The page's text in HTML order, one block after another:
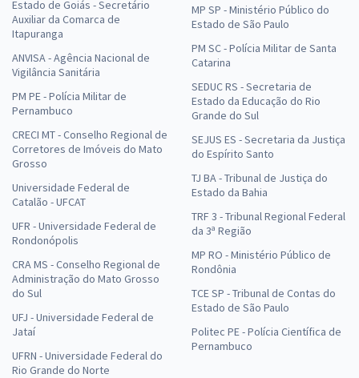
Estado de Goiás - Secretário
Auxiliar da Comarca de
Itapuranga
ANVISA - Agência Nacional de
Vigilância Sanitária
PM PE - Polícia Militar de
Pernambuco
CRECI MT - Conselho Regional de
Corretores de Imóveis do Mato
Grosso
Universidade Federal de
Catalão - UFCAT
UFR - Universidade Federal de
Rondonópolis
CRA MS - Conselho Regional de
Administração do Mato Grosso
do Sul
UFJ - Universidade Federal de
Jataí
UFRN - Universidade Federal do
Rio Grande do Norte
MP SP - Ministério Público do
Estado de São Paulo
PM SC - Polícia Militar de Santa
Catarina
SEDUC RS - Secretaria de
Estado da Educação do Rio
Grande do Sul
SEJUS ES - Secretaria da Justiça
do Espírito Santo
TJ BA - Tribunal de Justiça do
Estado da Bahia
TRF 3 - Tribunal Regional Federal
da 3ª Região
MP RO - Ministério Público de
Rondônia
TCE SP - Tribunal de Contas do
Estado de São Paulo
Politec PE - Polícia Científica de
Pernambuco